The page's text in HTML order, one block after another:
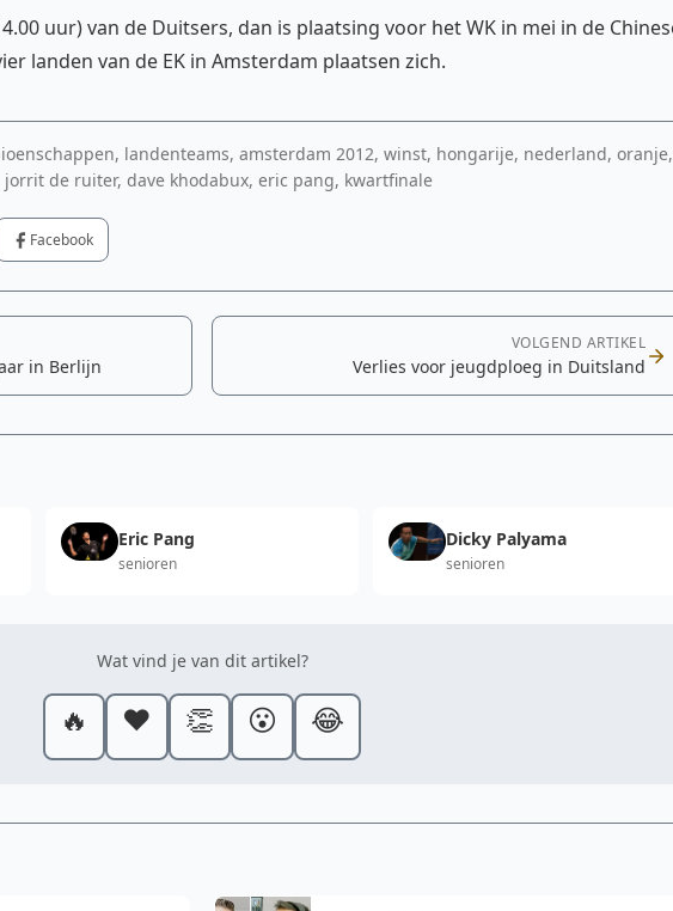
uur) van de Duitsers, dan is plaatsing voor het WK in mei in de
landen van de EK in Amsterdam plaatsen zich.
landenteams, amsterdam 2012, winst, hongarije, nederland, oranje,
de ruiter, dave khodabux, eric pang, kwartfinale
Facebook
in Berlijn
VOLGEND ARTIKEL
Verlies voor jeugdploeg in Duitsland
Eric Pang
senioren
Dicky Palyama
senioren
Wat vind je van dit artikel?
🔥 ❤️ 👏 😮 😂